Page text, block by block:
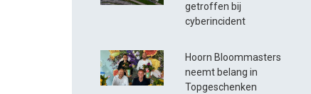
getroffen bij
cyberincident
Hoorn Bloommasters
neemt belang in
Topgeschenken